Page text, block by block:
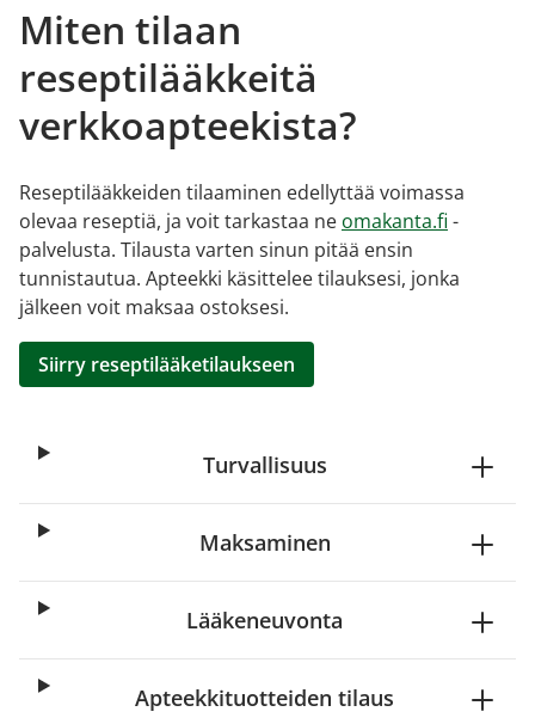
Miten tilaan
reseptilääkkeitä
verkkoapteekista?
Reseptilääkkeiden tilaaminen edellyttää voimassa
olevaa reseptiä, ja voit tarkastaa ne omakanta.fi -
palvelusta. Tilausta varten sinun pitää ensin
tunnistautua. Apteekki käsittelee tilauksesi, jonka
jälkeen voit maksaa ostoksesi.
Siirry reseptilääketilaukseen
Turvallisuus
Maksaminen
Lääkeneuvonta
Apteekkituotteiden tilaus